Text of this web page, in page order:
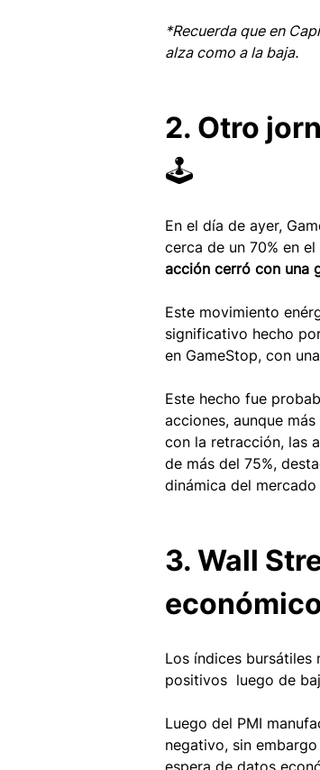
*Recuerda que en
alza como a la baja.
2. Otro
🕹️
En el día de ayer,
cerca de un 70% en
acción cerró con una
Este movimiento
significativo hecho
en GameStop, con
Este hecho fue
acciones, aunque
con la retracción, las
de más del 75%,
dinámica del
3. ​Wall
Los índices bursátiles
positivos  luego de
Luego del PMI
negativo, sin
espera de datos